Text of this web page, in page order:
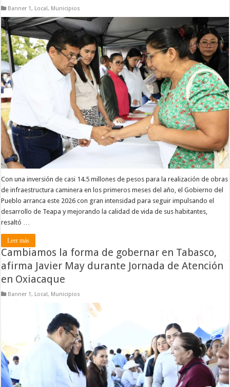
Banner 1, Local, Municipios
Con una inversión de casi 14.5 millones de pesos para la realización de obras
de infraestructura caminera en los primeros meses del año, el Gobierno del
Pueblo arranca este 2026 con gran intensidad para seguir impulsando el
desarrollo de Teapa y mejorando la calidad de vida de sus habitantes,
resaltó …
Leer más
Cambiamos la forma de gobernar en Tabasco,
afirma Javier May durante Jornada de Atención
en Oxiacaque
Banner 1, Local, Municipios